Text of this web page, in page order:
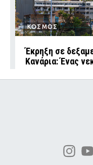
ΚΟΣΜΟΣ
Έκρηξη σε
Κανάρια: Ένας